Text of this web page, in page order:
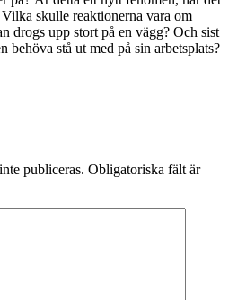
skulle reaktionerna vara om
drogs upp stort på en vägg? Och sist
behöva stå ut med på sin arbetsplats?
publiceras. Obligatoriska fält är